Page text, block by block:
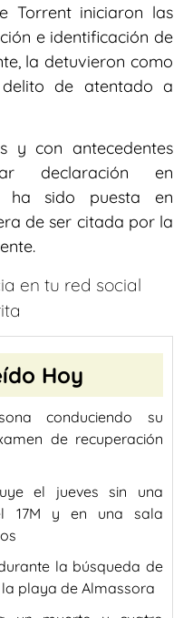
Torrent iniciaron las
e identificación de
la detuvieron como
de atentado a
y con antecedentes
declaración en
ha sido puesta en
de ser citada por la
en tu red social
Hoy
conduciendo su
de recuperación
el jueves sin una
17M y en una sala
la búsqueda de
playa de Almassora